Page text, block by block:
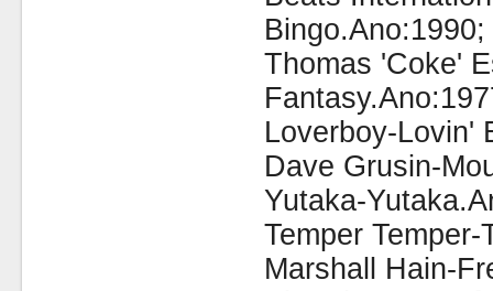
Bingo.Ano:1990;
Thomas 'Coke'
Loverboy-Lovin'
Dave Grusin-
Yutaka-
Temper
Marshall Hain-